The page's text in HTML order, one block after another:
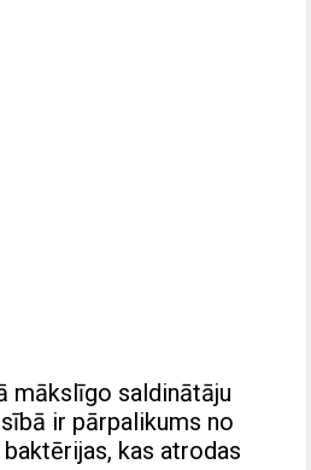
mākslīgo saldinātāju
ir pārpalikums no
kas atrodas